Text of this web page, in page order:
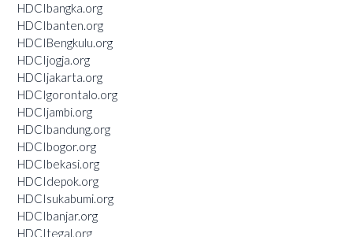
HDCIbangka.org
HDCIbanten.org
HDCIBengkulu.org
HDCIjogja.org
HDCIjakarta.org
HDCIgorontalo.org
HDCIjambi.org
HDCIbandung.org
HDCIbogor.org
HDCIbekasi.org
HDCIdepok.org
HDCIsukabumi.org
HDCIbanjar.org
HDCItegal.org